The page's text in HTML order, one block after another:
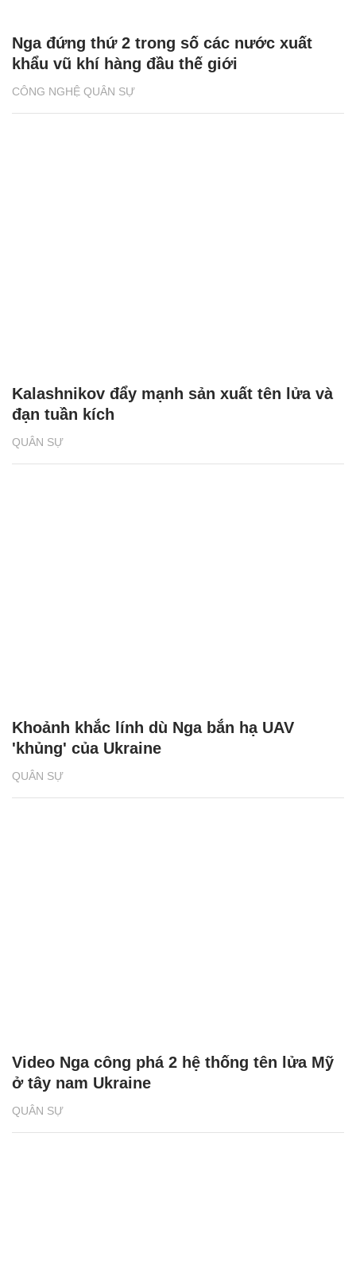
CÔNG NGHỆ QUÂN SỰ
Nga đứng thứ 2 trong số các nước xuất
khẩu vũ khí hàng đầu thế giới
QUÂN SỰ
Kalashnikov đẩy mạnh sản xuất tên lửa và
đạn tuần kích
QUÂN SỰ
Khoảnh khắc lính dù Nga bắn hạ UAV
'khủng' của Ukraine
QUÂN SỰ
Video Nga công phá 2 hệ thống tên lửa Mỹ
ở tây nam Ukraine